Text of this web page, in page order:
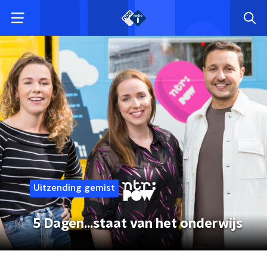
Uitzending gemist
5 Dagen...staat van het onderwijs